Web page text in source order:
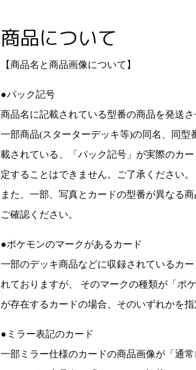
商品について
【商品名と商品画像について】
●パック記号
商品名に記載されている型番の商品を発送さ
一部商品(スターターデッキ等)の同名、同
載されている、「パック記号」が実際のカ
定することはできません。ご了承ください。
また、一部、写真とカードの型番が異なる
ご確認ください。
●ポケモンのマークがあるカード
一部のデッキ商品などに収録されているカ
れておりますが、 そのマークの種類が「ポ
が存在するカードの場合、そのいずれかを
●ミラー表記のカード
一部ミラー仕様のカードの商品画像が「通